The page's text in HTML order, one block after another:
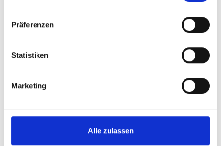
Präferenzen
Statistiken
Marketing
Alle zulassen
Wiener Philharmoniker Goldmünze 2026 - 1/4
Unze
1.005,58€